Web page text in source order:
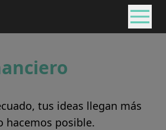
tus ideas llegan más
hacemos posible.